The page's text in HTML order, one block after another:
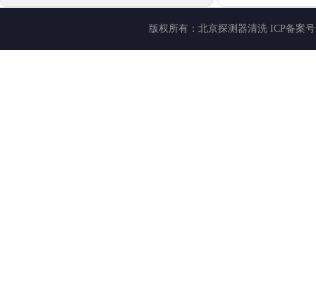
版权所有： 北京探测器清洗ICP备案